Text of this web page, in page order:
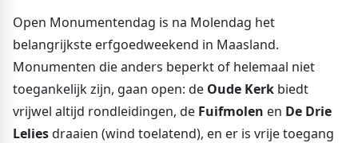
Open Monumentendag is na Molendag het
belangrijkste erfgoedweekend in Maasland.
Monumenten die anders beperkt of helemaal niet
toegankelijk zijn, gaan open: de Oude Kerk biedt
vrijwel altijd rondleidingen, de Fuifmolen en De Drie
Leliesdraaien (wind toelatend), en er is vrije toegang